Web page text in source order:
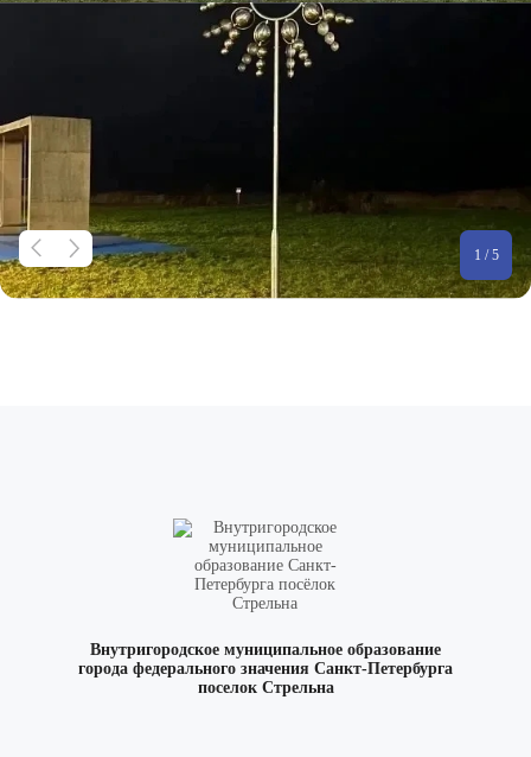
1 / 5
Внутригородское муниципальное образование
города федерального значения Санкт-Петербурга
поселок Стрельна